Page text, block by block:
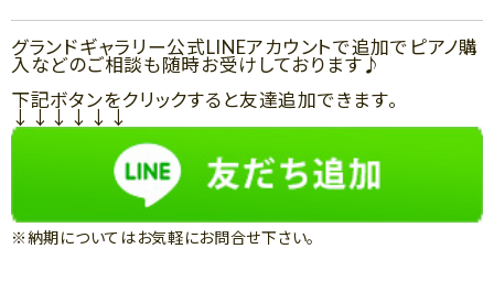
グランドギャラリー公式LINEアカウントで追加でピアノ購
入などのご相談も随時お受けしております♪
下記ボタンをクリックすると友達追加できます。
↓↓↓↓↓↓
※納期についてはお気軽にお問合せ下さい。